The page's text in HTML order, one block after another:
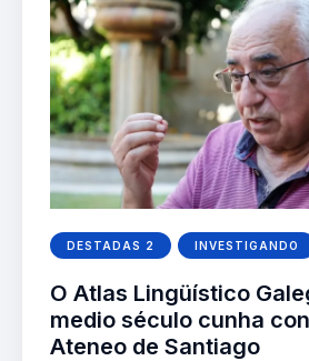
DESTADAS 2 INVESTIGANDO
O Atlas Lingüístico
medio século cunha
Ateneo de Santiago